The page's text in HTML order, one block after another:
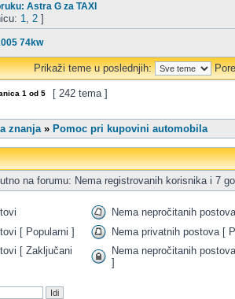
Astra G za TAXI
1, 2 ]
74kw
Prikaži teme u poslednjih:
1 od 5 [ 242 tema ]
znanja» Pomoc pri kupovini automobila
na forumu: Nema registrovanih korisnika i 7
Nema nepročitanih postova
[ Popularni ]
Nema privatnih postova [
[ Zaključani
Nema nepročitanih
]